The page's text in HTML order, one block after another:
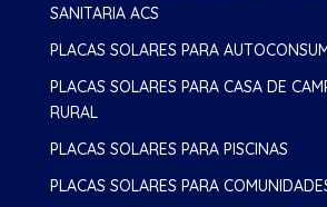
SANITARIA ACS
PLACAS SOLARES PARA
PLACAS SOLARES PARA CASA DE
RURAL
PLACAS SOLARES PARA PISCINAS
PLACAS SOLARES PARA